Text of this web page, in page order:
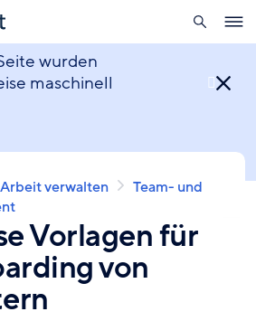
öffnen
wurden
maschinell

Arbeit verwalten
Team- und
Vorlagen für
von